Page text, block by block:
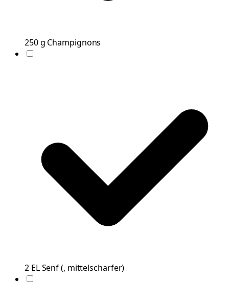
250g Champignons
2 ELSenf(, mittelscharfer)